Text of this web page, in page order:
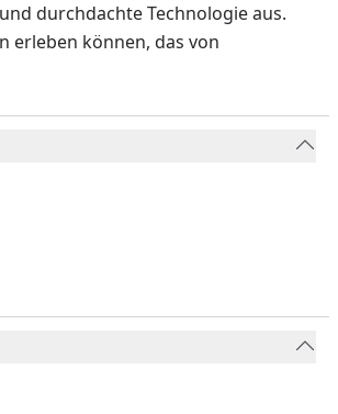
durchdachte Technologie aus.
erleben können, das von